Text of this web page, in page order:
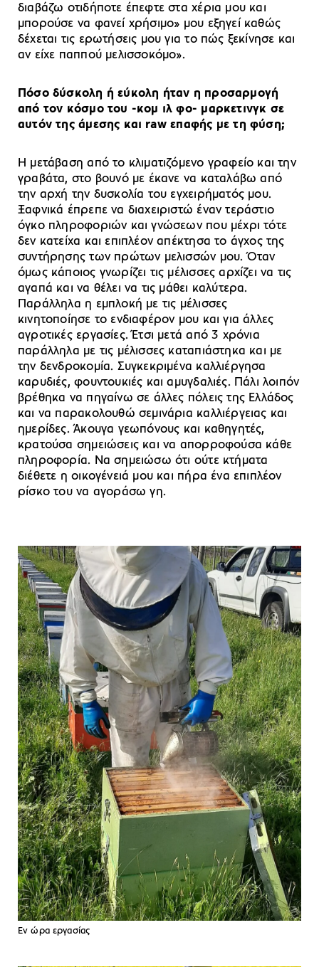
διαβάζω οτιδήποτε έπεφτε στα χέρια μου και
μπορούσε να φανεί χρήσιμο» μου εξηγεί καθώς
δέχεται τις ερωτήσεις μου για το πώς ξεκίνησε και
αν είχε παππού μελισσοκόμο».
Πόσο δύσκολη ή εύκολη ήταν η προσαρμογή
από τον κόσμο του -κομ ιλ φο- μαρκετινγκ σε
αυτόν της άμεσης και raw επαφής με τη φύση;
Η μετάβαση από το κλιματιζόμενο γραφείο και την
γραβάτα, στο βουνό με έκανε να καταλάβω από
την αρχή την δυσκολία του εγχειρήματός μου.
Ξαφνικά έπρεπε να διαχειριστώ έναν τεράστιο
όγκο πληροφοριών και γνώσεων που μέχρι τότε
δεν κατείχα και επιπλέον απέκτησα το άγχος της
συντήρησης των πρώτων μελισσών μου. Όταν
όμως κάποιος γνωρίζει τις μέλισσες αρχίζει να τις
αγαπά και να θέλει να τις μάθει καλύτερα.
Παράλληλα η εμπλοκή με τις μέλισσες
κινητοποίησε το ενδιαφέρον μου και για άλλες
αγροτικές εργασίες. Έτσι μετά από 3 χρόνια
παράλληλα με τις μέλισσες καταπιάστηκα και με
την δενδροκομία. Συγκεκριμένα καλλιέργησα
καρυδιές, φουντουκιές και αμυγδαλιές. Πάλι λοιπόν
βρέθηκα να πηγαίνω σε άλλες πόλεις της Ελλάδος
και να παρακολουθώ σεμινάρια καλλιέργειας και
ημερίδες. Άκουγα γεωπόνους και καθηγητές,
κρατούσα σημειώσεις και να απορροφούσα κάθε
πληροφορία. Να σημειώσω ότι ούτε κτήματα
διέθετε η οικογένειά μου και πήρα ένα επιπλέον
ρίσκο του να αγοράσω γη.
Εν ώρα εργασίας